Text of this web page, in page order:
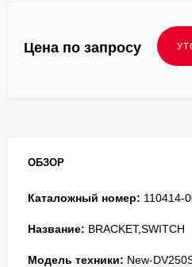
Цена по запросу
ОБЗОР
Каталожный номер: 110414-
Название: BRACKET,SWITCH
Модель техники: New-